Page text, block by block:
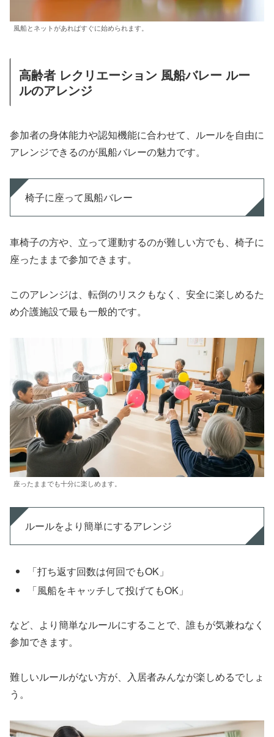
風船とネットがあればすぐに始められます。
高齢者 レクリエーション 風船バレー ルー
ルのアレンジ
参加者の身体能力や認知機能に合わせて、ルールを自由に
アレンジできるのが風船バレーの魅力です。
椅子に座って風船バレー
車椅子の方や、立って運動するのが難しい方でも、椅子に
座ったままで参加できます。
このアレンジは、転倒のリスクもなく、安全に楽しめるた
め介護施設で最も一般的です。
座ったままでも十分に楽しめます。
ルールをより簡単にするアレンジ
「打ち返す回数は何回でもOK」
「風船をキャッチして投げてもOK」
など、より簡単なルールにすることで、誰もが気兼ねなく
参加できます。
難しいルールがない方が、入居者みんなが楽しめるでしょ
う。